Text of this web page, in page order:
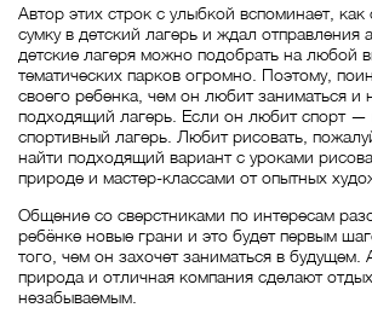
Автор этих строк с улыбкой вспоминает, как
сумку в детский лагерь и ждал отправления
детские лагеря можно подобрать на любой
тематических парков огромно. Поэтому,
своего ребенка, чем он любит заниматься и
подходящий лагерь. Если он любит спорт —
спортивный лагерь. Любит рисовать,
найти подходящий вариант с уроками
природе и мастер-классами от опытных
Общение со сверстниками по интересам
ребёнке новые грани и это будет первым
того, чем он захочет заниматься в будущем.
природа и отличная компания сделают
незабываемым.